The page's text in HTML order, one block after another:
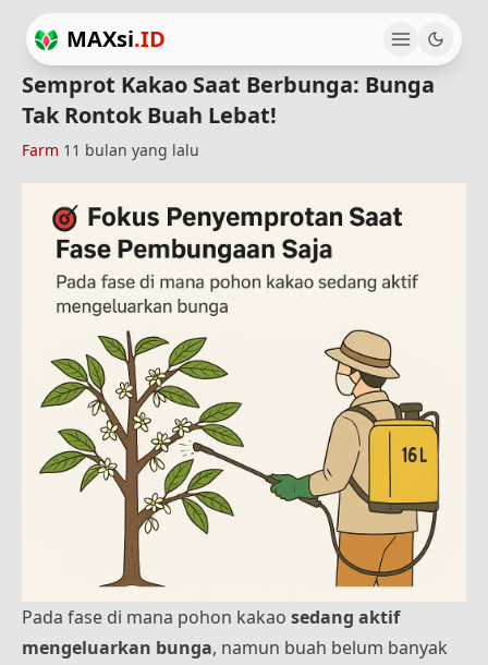
MAXsi.ID
Semprot Kakao Saat Berbunga: Bunga
Tak Rontok Buah Lebat!
Farm 11 bulan yang lalu
Pada fase di mana pohon kakao sedang aktif
mengeluarkan bunga, namun buah belum banyak